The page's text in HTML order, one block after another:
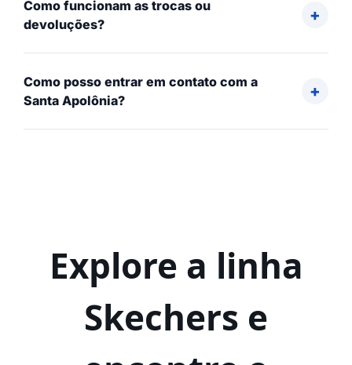
Como funcionam as trocas ou
devoluções?
Como posso entrar em contato com a
Santa Apolônia?
Explore a linha
Skechers e